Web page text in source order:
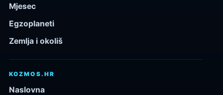
Mjesec
Egzoplaneti
Zemlja i okoliš
KOZMOS.HR
Naslovna